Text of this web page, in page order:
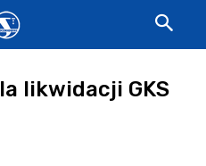
likwidacji GKS